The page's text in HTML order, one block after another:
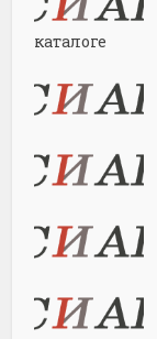
каталоге